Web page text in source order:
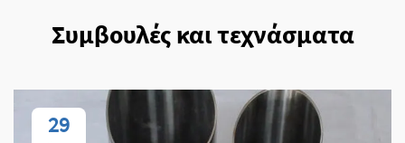
Συμβουλές και τεχνάσματα
29